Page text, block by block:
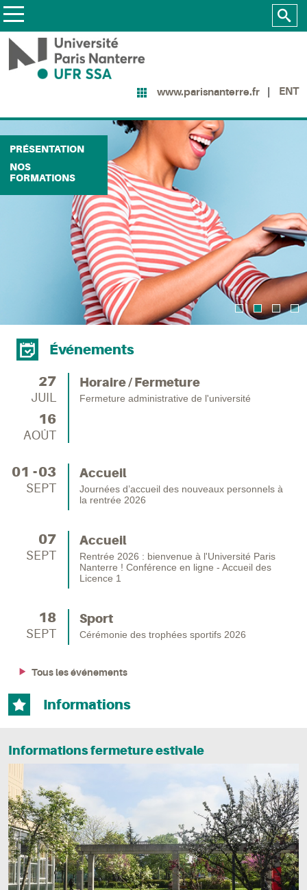
www.parisnanterre.fr ENT
PRÉSENTATION
NOS
FORMATIONS
Événements
27
JUIL
16
AOÛT
Horaire / Fermeture
Fermeture administrative de l'université
01 03
SEPT
Accueil
Journées d’accueil des nouveaux personnels à
la rentrée 2026
07
SEPT
Accueil
Rentrée 2026 : bienvenue à l'Université Paris
Nanterre ! Conférence en ligne - Accueil des
Licence 1
18
SEPT
Sport
Cérémonie des trophées sportifs 2026
Tous les événements
Informations
Informations fermeture estivale